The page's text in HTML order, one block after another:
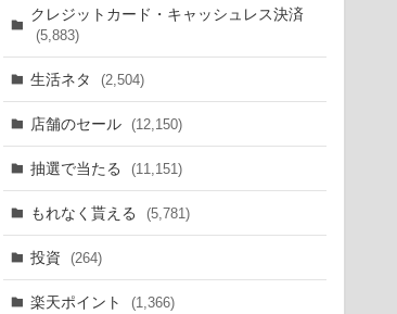
クレジットカード・キャッシュレス決済
(5,883)
生活ネタ (2,504)
店舗のセール (12,150)
抽選で当たる (11,151)
もれなく貰える (5,781)
投資 (264)
楽天ポイント (1,366)